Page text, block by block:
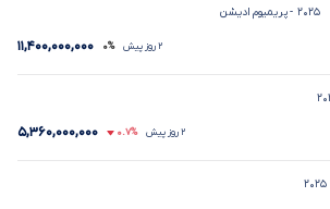
۲۰۲۵ - پریمیوم ادیشن
۲ روز پیش ۰% ۱۱,۴۰۰,۰۰۰,۰۰۰
۲ روز پیش ۰.۷% ۵,۳۶۰,۰۰۰,۰۰۰
۲۰۲۵